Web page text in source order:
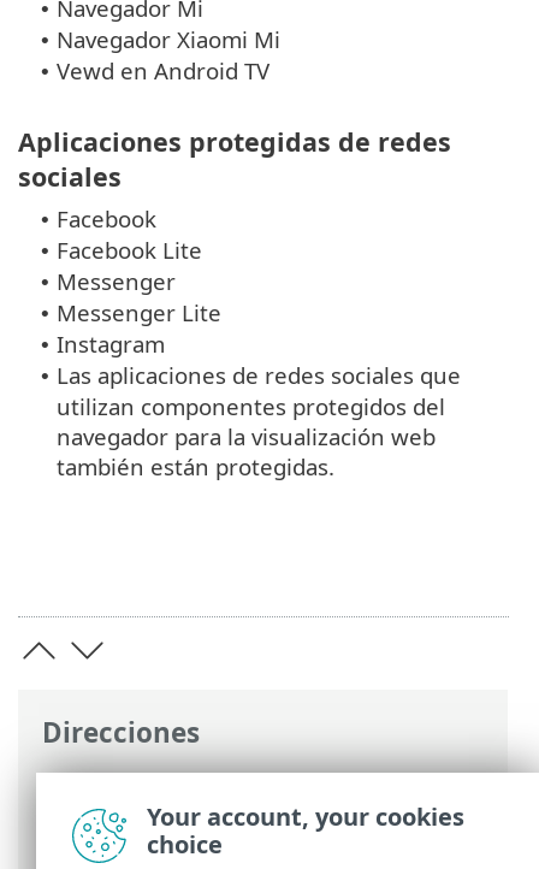
Direcciones
Ayuda en línea de ESET>ESET Mobile
Security >Trabajar con ESET Mobile
Security > Antiphishing
• Navegador Mi
• Navegador Xiaomi Mi
• Vewd en Android TV
Aplicaciones protegidas de redes
sociales
• Facebook
• Facebook Lite
• Messenger
• Messenger Lite
• Instagram
• Las aplicaciones de redes sociales que
utilizan componentes protegidos del
navegador para la visualización web
también están protegidas.
Your account, your cookies
choice